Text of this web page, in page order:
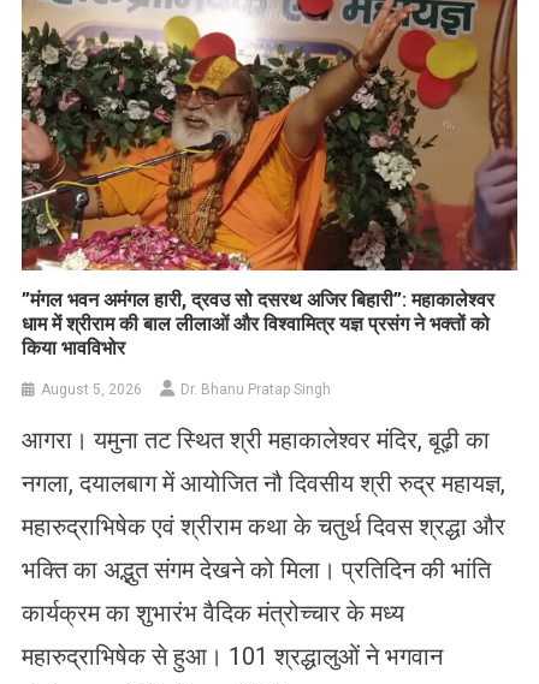
​”मंगल भवन अमंगल हारी, द्रवउ सो दसरथ अजिर बिहारी”: महाकालेश्वर
धाम में श्रीराम की बाल लीलाओं और विश्वामित्र यज्ञ प्रसंग ने भक्तों को
किया भावविभोर
August 5, 2026 Dr. Bhanu Pratap Singh
आगरा। यमुना तट स्थित श्री महाकालेश्वर मंदिर, बूढ़ी का
नगला, दयालबाग में आयोजित नौ दिवसीय श्री रुद्र महायज्ञ,
महारुद्राभिषेक एवं श्रीराम कथा के चतुर्थ दिवस श्रद्धा और
भक्ति का अद्भुत संगम देखने को मिला। प्रतिदिन की भांति
कार्यक्रम का शुभारंभ वैदिक मंत्रोच्चार के मध्य
महारुद्राभिषेक से हुआ। 101 श्रद्धालुओं ने भगवान